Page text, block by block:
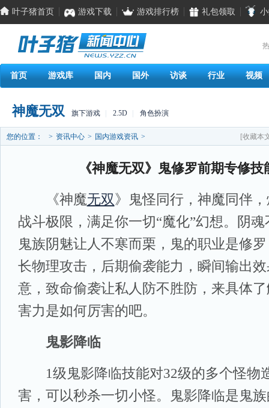
叶子猪首页 游戏下载 游戏排行榜 礼包领取
首页 游戏库 国内 国外 访谈 行业 视频
神魔无双 旗下游戏 2.5D 角色扮演
您的位置： > 资讯中心 > 国内游戏资讯 > [收藏本
《神魔无双》鬼修罗前期专修
《神魔无双》鬼怪同行，神魔同伴
战斗极限，满足你一切“魔化”幻想。阴
鬼族阴魅让人不寒而栗，鬼的职业是修
长物理攻击，后期偷袭能力，瞬间输出
意，致命偷袭让私人防不胜防，来具体
害力是如何厉害的吧。
鬼影降临
1级鬼影降临技能对32级的多个怪物
害，可以秒杀一切小怪。鬼影降临是鬼